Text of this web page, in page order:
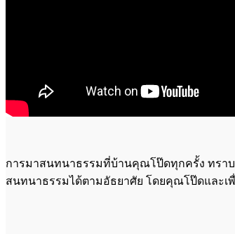
การมาสนทนาธรรมที่บ้านคุณโป๊ดทุกครั้ง ทรา
สนทนาธรรมได้ตามอัธยาศัย โดยคุณโป๊ดและเ